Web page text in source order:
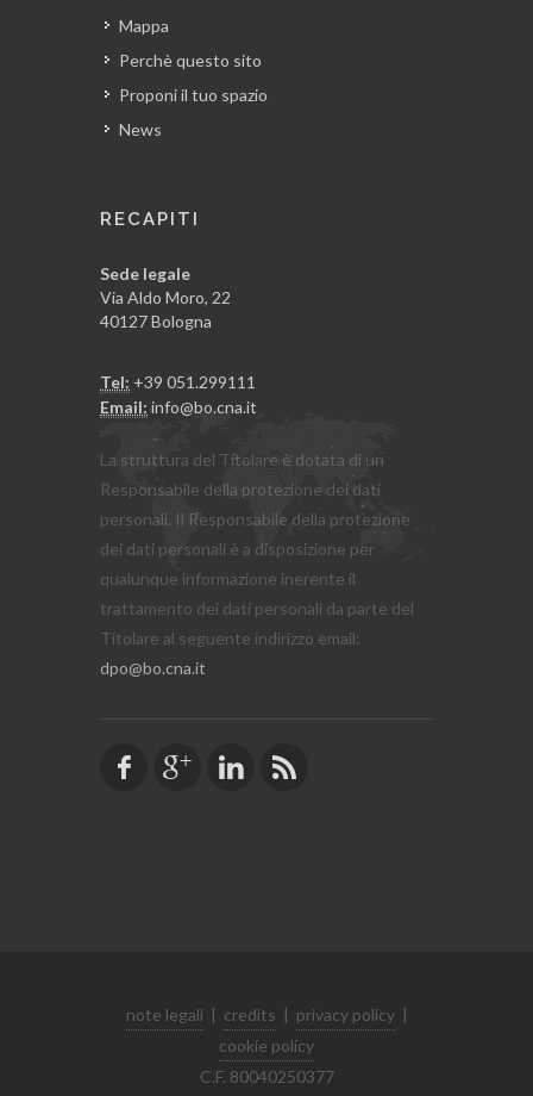
Mappa
Perchè questo sito
Proponi il tuo spazio
News
RECAPITI
Sede legale
Via Aldo Moro, 22
40127 Bologna
Tel: +39 051.299111
Email: info@bo.cna.it
La struttura del Titolare è dotata di un
Responsabile della protezione dei dati
personali. Il Responsabile della protezione
dei dati personali è a disposizione per
qualunque informazione inerente il
trattamento dei dati personali da parte del
Titolare al seguente indirizzo email:
dpo@bo.cna.it
note legali | credits | privacy policy |
cookie policy
C.F. 80040250377